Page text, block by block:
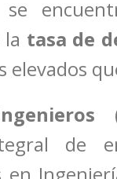
se
tasa de
de